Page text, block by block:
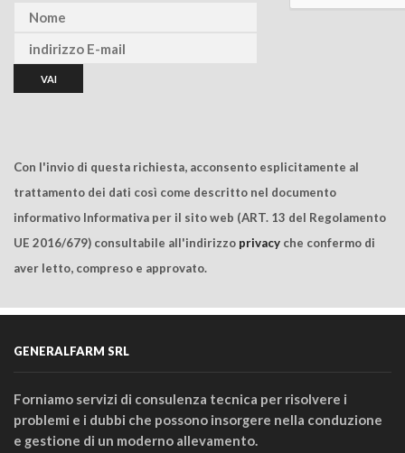
Con l'invio di questa richiesta, acconsento esplicitamente al
trattamento dei dati così come descritto nel documento
informativo Informativa per il sito web (ART. 13 del Regolamento
UE 2016/679) consultabile all'indirizzo privacy che confermo di
aver letto, compreso e approvato.
GENERALFARM SRL
Forniamo servizi di consulenza tecnica per risolvere i
problemi e i dubbi che possono insorgere nella conduzione
e gestione di un moderno allevamento.